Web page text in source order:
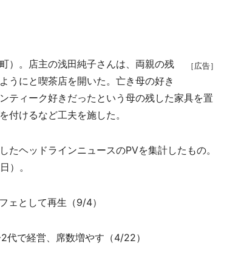
［広告］
）。店主の浅田純子さんは、両親の残
うにと喫茶店を開いた。亡き母の好き
ティーク好きだったという母の残した家具を置
付けるなど工夫を施した。
ヘッドラインニュースのPVを集計したもの。
）。
として再生（9/4）
で経営、席数増やす（4/22）